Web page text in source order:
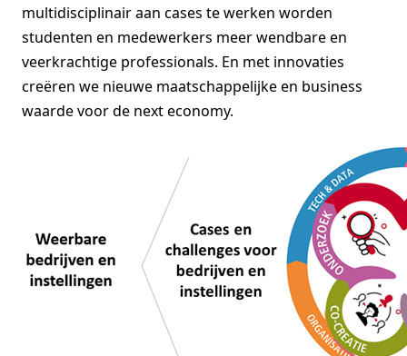
multidisciplinair aan cases te werken worden
studenten en medewerkers meer wendbare en
veerkrachtige professionals. En met innovaties
creëren we nieuwe maatschappelijke en business
waarde voor de next economy.